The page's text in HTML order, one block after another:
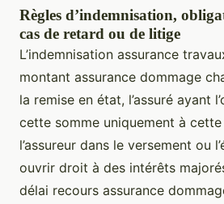
Règles d’indemnisation,
cas de retard ou de litige
L’indemnisation assurance
montant assurance dommage
la remise en état, l’assuré ayant
cette somme uniquement à
l’assureur dans le versement ou
ouvrir droit à des intérêts
délai recours assurance